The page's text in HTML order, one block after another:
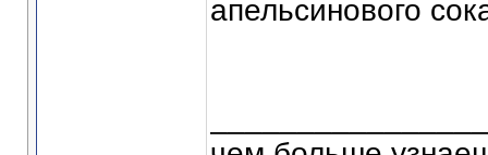
апельсинового